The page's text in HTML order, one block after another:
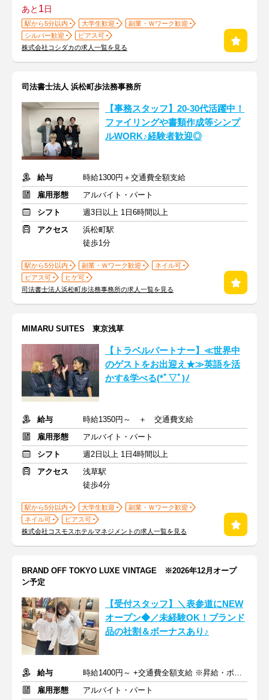
あと 1日
駅から5分以内 大学生歓迎
副業・Ｗワーク歓迎
シルバー歓迎
ピアス可
株式会社コシダカの求人一覧を見る
司法書士法人 浜松町歩法務事務所
【事務スタッフ】20-30代活躍中！
ファイリングや書類作成等シンプ
ルWORK♪経験者歓迎◎
給与
時給1300円＋交通費全額支給
雇用形態
アルバイト・パート
シフト
週3日以上 1日6時間以上
アクセス
浜松町駅
徒歩1分
駅から5分以内 副業・Ｗワーク歓迎
ネイル可
ピアス可
ヒゲ可
司法書士法人浜松町歩法務事務所の求人一覧を見る
MIMARU SUITES 東京浅草
【トラベルパートナー】≪世界中
のゲストをお出迎え★≫英語を活
かす&学べる(*ﾟ▽ﾟ)ﾉ
給与
時給1350円～ ＋ 交通費支給
雇用形態
アルバイト・パート
シフト
週2日以上 1日4時間以上
アクセス
浅草駅
徒歩4分
駅から5分以内 大学生歓迎
副業・Ｗワーク歓迎
ネイル可
ピアス可
株式会社コスモスホテルマネジメントの求人一覧を見る
BRAND OFF TOKYO LUXE VINTAGE ※2026年12月オープ
ン予定
【受付スタッフ】＼表参道にNEW
オープン◆／未経験OK！ブランド
品の社割＆ボーナスあり♪
給与
時給1400円～ +交通費全額支給 ※昇給・ボーナスあり
雇用形態
アルバイト・パート